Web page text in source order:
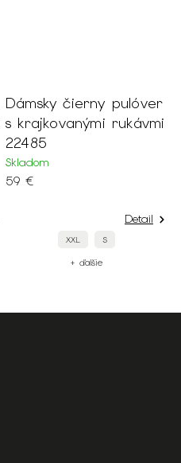
Dámsky čierny pulóver
s krajkovanými rukávmi
22485
Skladom
59 €
Detail
XXL S
+ ďalšie